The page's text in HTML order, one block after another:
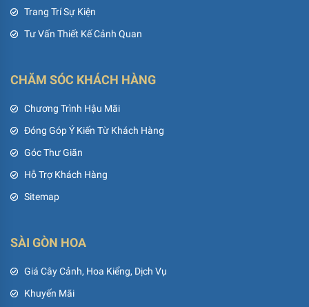
Trang Trí Sự Kiện
Tư Vấn Thiết Kế Cảnh Quan
CHĂM SÓC KHÁCH HÀNG
Chương Trình Hậu Mãi
Đóng Góp Ý Kiến Từ Khách Hàng
Góc Thư Giãn
Hỗ Trợ Khách Hàng
Sitemap
SÀI GÒN HOA
Giá Cây Cảnh, Hoa Kiểng, Dịch Vụ
Khuyến Mãi